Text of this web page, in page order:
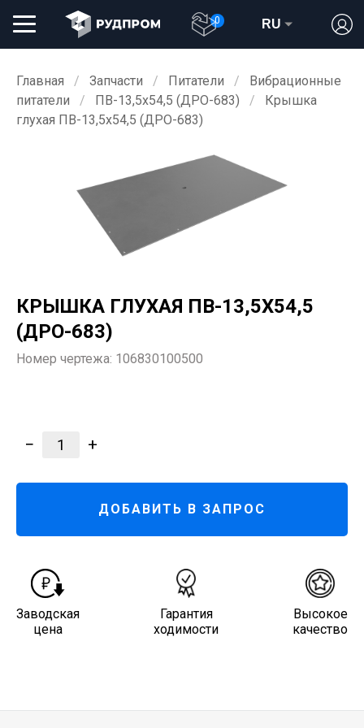
0 RU
Главная Запчасти Питатели
Вибрационные
питатели
ПВ-13,5х54,5 (ДРО-683)
Крышка
глухая ПВ-13,5х54,5 (ДРО-683)
КРЫШКА ГЛУХАЯ ПВ-13,5Х54,5
(ДРО-683)
Номер чертежа: 106830100500
− 1 +
ДОБАВИТЬ В ЗАПРОС
Заводская
цена
Гарантия
ходимости
Высокое
качество